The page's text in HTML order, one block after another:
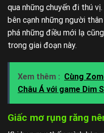
qua những chuyến đi thú
bên cạnh những người
phá những điều mới lạ
trong giai đoạn này.
Xem thêm : Cùng
Châu Á với game Dim
Giấc mơ rụng răng